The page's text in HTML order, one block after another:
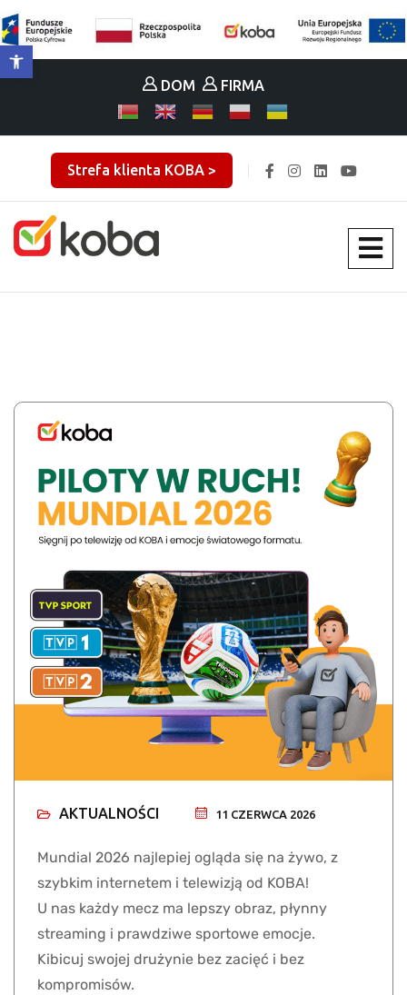
DOM FIRMA
Strefa klienta KOBA >
AKTUALNOŚCI 11 CZERWCA 2026
Mundial 2026 najlepiej ogląda się na żywo, z
szybkim internetem i telewizją od KOBA!
U nas każdy mecz ma lepszy obraz, płynny
streaming i prawdziwe sportowe emocje.
Kibicuj swojej drużynie bez zacięć i bez
kompromisów.
Otwórz pasek narzędzi